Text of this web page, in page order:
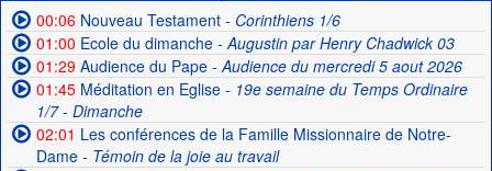
00:06Nouveau Testament- Corinthiens 1/6
01:00 Ecole du dimanche- Augustin par Henry Chadwick 03
01:29Audience du Pape- Audience du mercredi 5 aout 2026
01:45Méditation en Eglise- 19e semaine du Temps Ordinaire
1/7 - Dimanche
02:01 Les conférences de la Famille Missionnaire de Notre-
Dame- Témoin de la joie au travail